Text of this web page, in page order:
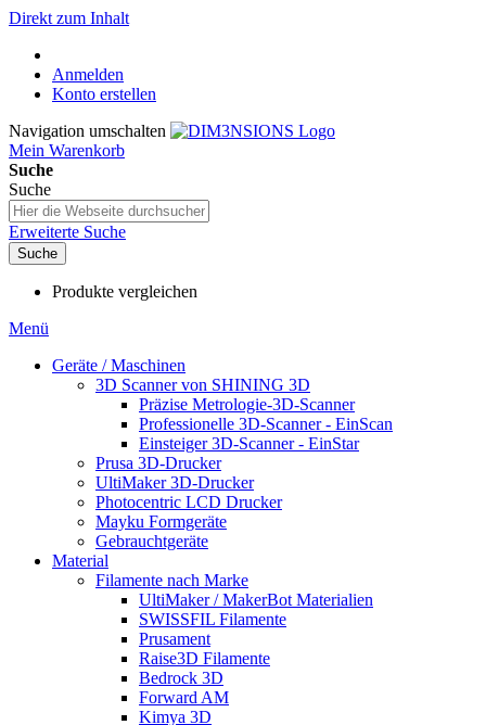
Direkt zum Inhalt
Anmelden
Konto erstellen
Navigation umschalten
Mein Warenkorb
Suche
Suche
Erweiterte Suche
Suche
Produkte vergleichen
Menü
Geräte / Maschinen
3D Scanner von SHINING 3D
Präzise Metrologie-3D-Scanner
Professionelle 3D-Scanner - EinScan
Einsteiger 3D-Scanner - EinStar
Prusa 3D-Drucker
UltiMaker 3D-Drucker
Photocentric LCD Drucker
Mayku Formgeräte
Gebrauchtgeräte
Material
Filamente nach Marke
UltiMaker / MakerBot Materialien
SWISSFIL Filamente
Prusament
Raise3D Filamente
Bedrock 3D
Forward AM
Kimya 3D